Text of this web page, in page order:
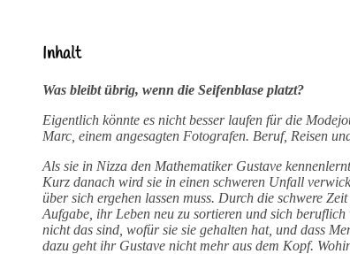
Inhalt
Was bleibt übrig, wenn die Seifenblase platzt?
Eigentlich könnte es nicht besser laufen für die
Marc, einem angesagten Fotografen. Beruf, Reisen
Als sie in Nizza den Mathematiker Gustave
Kurz danach wird sie in einen schweren Unfall
über sich ergehen lassen muss. Durch die schwere
Aufgabe, ihr Leben neu zu sortieren und sich
nicht das sind, wofür sie sie gehalten hat, und dass
dazu geht ihr Gustave nicht mehr aus dem Kopf.